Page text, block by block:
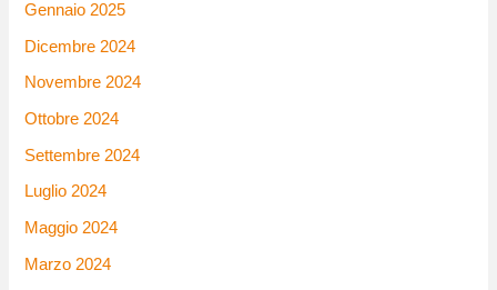
Gennaio 2025
Dicembre 2024
Novembre 2024
Ottobre 2024
Settembre 2024
Luglio 2024
Maggio 2024
Marzo 2024